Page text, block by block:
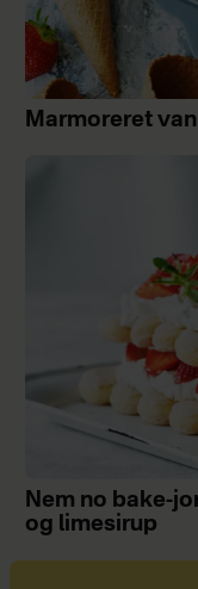
Marmoreret
Nem no bake-
og limesirup